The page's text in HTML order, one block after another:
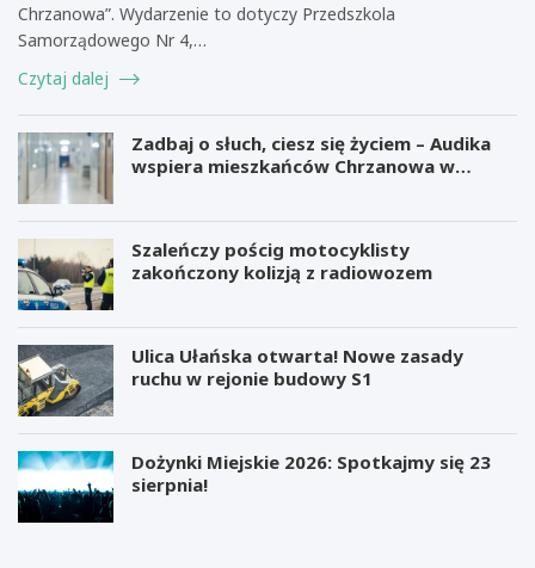
Chrzanowa”. Wydarzenie to dotyczy Przedszkola
Samorządowego Nr 4,…
Czytaj dalej
Zadbaj o słuch, ciesz się życiem – Audika
wspiera mieszkańców Chrzanowa w
Szaleńczy pościg motocyklisty
zakończony kolizją z radiowozem
Ulica Ułańska otwarta! Nowe zasady
ruchu w rejonie budowy S1
Dożynki Miejskie 2026: Spotkajmy się 23
sierpnia!
M
B